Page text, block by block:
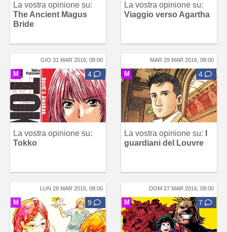
La vostra opinione su:
The Ancient Magus
Bride
La vostra opinione su:
Viaggio verso Agartha
GIO 31 MAR 2016, 08:00
M 4
La vostra opinione su:
Tokko
MAR 29 MAR 2016, 08:00
M 4
La vostra opinione su:
guardiani del Louvre
LUN 28 MAR 2016, 08:00
M 9
DOM 27 MAR 2016, 08:00
M 7